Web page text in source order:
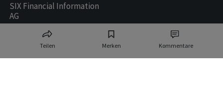
Teilen Merken Kommentare
SIX Financial Information
AG